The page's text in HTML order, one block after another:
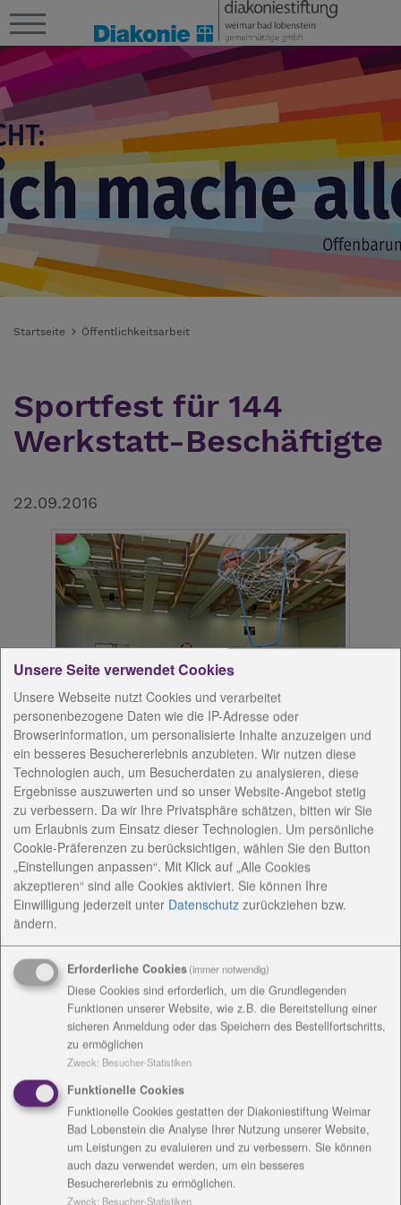
Startseite Öffentlichkeitsarbeit
Sportfest für 144
Werkstatt-Beschäftigte
22.09.2016
Gymnasiasten helfen beim Sportfest der Werkstätten
Christopherushof - 144 Teilnehmer dabei
Normalerweise verbringen die Leute ihren Alltag in
der Töpferei, der Weberei, in der Montage, im Bereich
Verpackung, bei Tischler- oder Gartenarbeiten. Am
Mittwoch sind 144 Frauen und Männer der
Werkstätten für Menschen mit Behinderung in
Turnhose und Hallenschuh geschlüpft, denn das
jährliche Sportfest hat stattgefunden. „Fast alle
Beschäftigten sind mit Begeisterung dabei. Es ist eine
tolle Atmosphäre“, sagt Carmen Schmidt, vom
Sozialen Dienst der Werkstätten, die zur
Diakoniestiftung gehören und ihre Standorte in
Altengesees und Bad Lobenstein haben.
Das Sportfest findet in der Bad Lobensteiner Drei-
Felder-Halle statt und wird vom Gymnasium
unterstützt. In diesem Jahr haben 21 Schüler der
Klasse 10a die acht Stationen betreut. Einer von
ihnen war Lennart Heinrich aus Oßla. Mit zwei
Klassenkameraden half er beim Zielwerfen. Näheren
Kontakt zu Menschen mit Behinderung hatte bisher
keiner der Jugendlichen und deshalb waren alle
Unsere Seite verwendet Cookies
Unsere Webseite nutzt Cookies und verarbeitet
personenbezogene Daten wie die IP-Adresse oder
Browserinformation, um personalisierte Inhalte anzuzeigen und
ein besseres Besuchererlebnis anzubieten. Wir nutzen diese
Technologien auch, um Besucherdaten zu analysieren, diese
Ergebnisse auszuwerten und so unser Website-Angebot stetig
zu verbessern. Da wir Ihre Privatsphäre schätzen, bitten wir Sie
um Erlaubnis zum Einsatz dieser Technologien. Um persönliche
Cookie-Präferenzen zu berücksichtigen, wählen Sie den Button
„Einstellungen anpassen“. Mit Klick auf „Alle Cookies
akzeptieren“ sind alle Cookies aktiviert. Sie können Ihre
Einwilligung jederzeit unter Datenschutz zurückziehen bzw.
ändern.
Erforderliche Cookies(immer notwendig)
Diese Cookies sind erforderlich, um die Grundlegenden
Funktionen unserer Website, wie z.B. die Bereitstellung einer
sicheren Anmeldung oder das Speichern des Bestellfortschritts,
zu ermöglichen
Zweck: Besucher-Statistiken
Funktionelle Cookies
Funktionelle Cookies gestatten der Diakoniestiftung Weimar
Bad Lobenstein die Analyse Ihrer Nutzung unserer Website,
um Leistungen zu evaluieren und zu verbessern. Sie können
auch dazu verwendet werden, um ein besseres
Besuchererlebnis zu ermöglichen.
Zweck: Besucher-Statistiken